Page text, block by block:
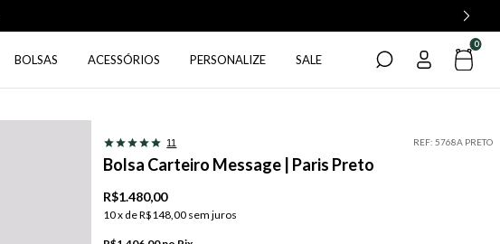
BOLSAS ACESSÓRIOS PERSONALIZE SALE
0
11 REF: 5768A PRETO
Bolsa Carteiro Message | Paris Preto
R$1.480,00
10x deR$148,00 sem juros